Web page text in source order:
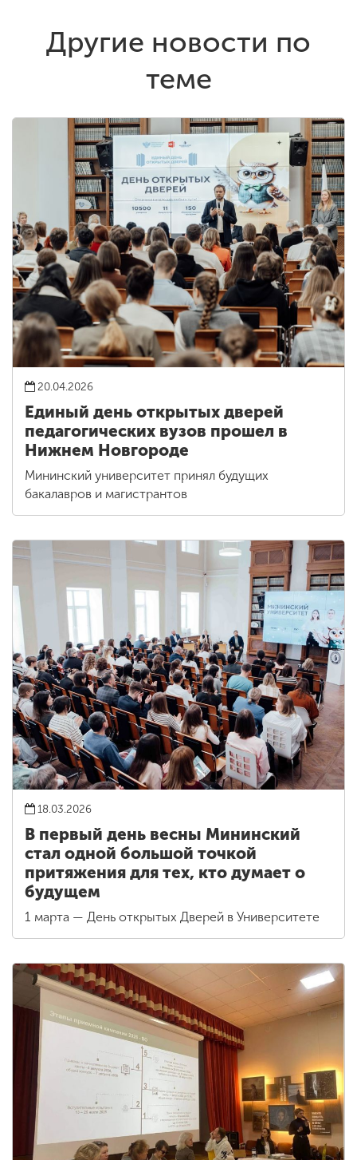
Другие новости по
теме
20.04.2026
Единый день открытых дверей
педагогических вузов прошел в
Нижнем Новгороде
Мининский университет принял будущих
бакалавров и магистрантов
18.03.2026
В первый день весны Мининский
стал одной большой точкой
притяжения для тех, кто думает о
будущем
1 марта — День открытых Дверей в Университете